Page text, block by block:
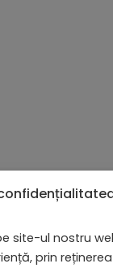
site-ul nostru
prin